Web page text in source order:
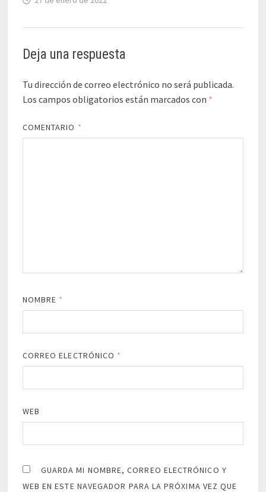
Deja una respuesta
Tu dirección de correo electrónico no será publicada.
Los campos obligatorios están marcados con *
COMENTARIO *
NOMBRE *
CORREO ELECTRÓNICO *
WEB
GUARDA MI NOMBRE, CORREO ELECTRÓNICO Y
WEB EN ESTE NAVEGADOR PARA LA PRÓXIMA VEZ QUE